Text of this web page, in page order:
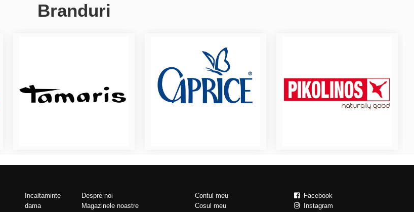
Branduri
Incaltaminte
dama
Despre noi
Magazinele noastre
Contul meu
Cosul meu
Facebook
Instagram